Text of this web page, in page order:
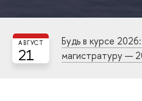
21
АВГУСТ
Будь в курсе
магистратуру —